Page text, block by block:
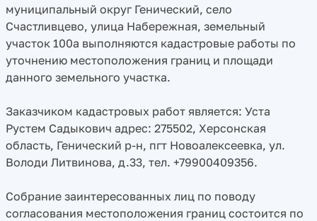
муниципальный округ Генический, село
Счастливцево, улица Набережная, земельный
участок 100а выполняются кадастровые работы по
уточнению местоположения границ и площади
данного земельного участка.
Заказчиком кадастровых работ является: Уста
Рустем Садыкович адрес: 275502, Херсонская
область, Генический р-н, пгт Новоалексеевка, ул.
Володи Литвинова, д.33, тел. +79900409356.
Собрание заинтересованных лиц по поводу
согласования местоположения границ состоится по